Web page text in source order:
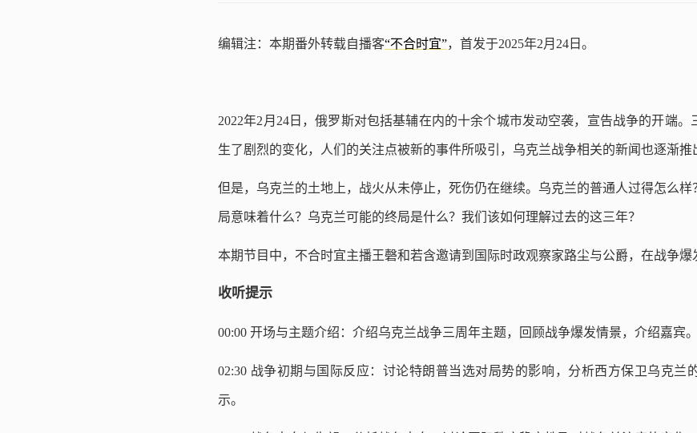
编辑注：本期番外转载自播客“不合时宜”，首发于2025年2月24日。
2022年2月24日，俄罗斯对包括基辅在内的十余个城市发动空袭，宣告战争的开端
生了剧烈的变化，人们的关注点被新的事件所吸引，乌克兰战争相关的新闻也逐渐推
但是，乌克兰的土地上，战火从未停止，死伤仍在继续。乌克兰的普通人过得怎么
局意味着什么？乌克兰可能的终局是什么？我们该如何理解过去的这三年？
本期节目中，不合时宜主播王磬和若含邀请到国际时政观察家路尘与公爵，在战争爆
收听提示
00:00 开场与主题介绍：介绍乌克兰战争三周年主题，回顾战争爆发情景，介绍嘉宾。
02:30 战争初期与国际反应：讨论特朗普当选对局势的影响，分析西方保卫乌克兰
示。